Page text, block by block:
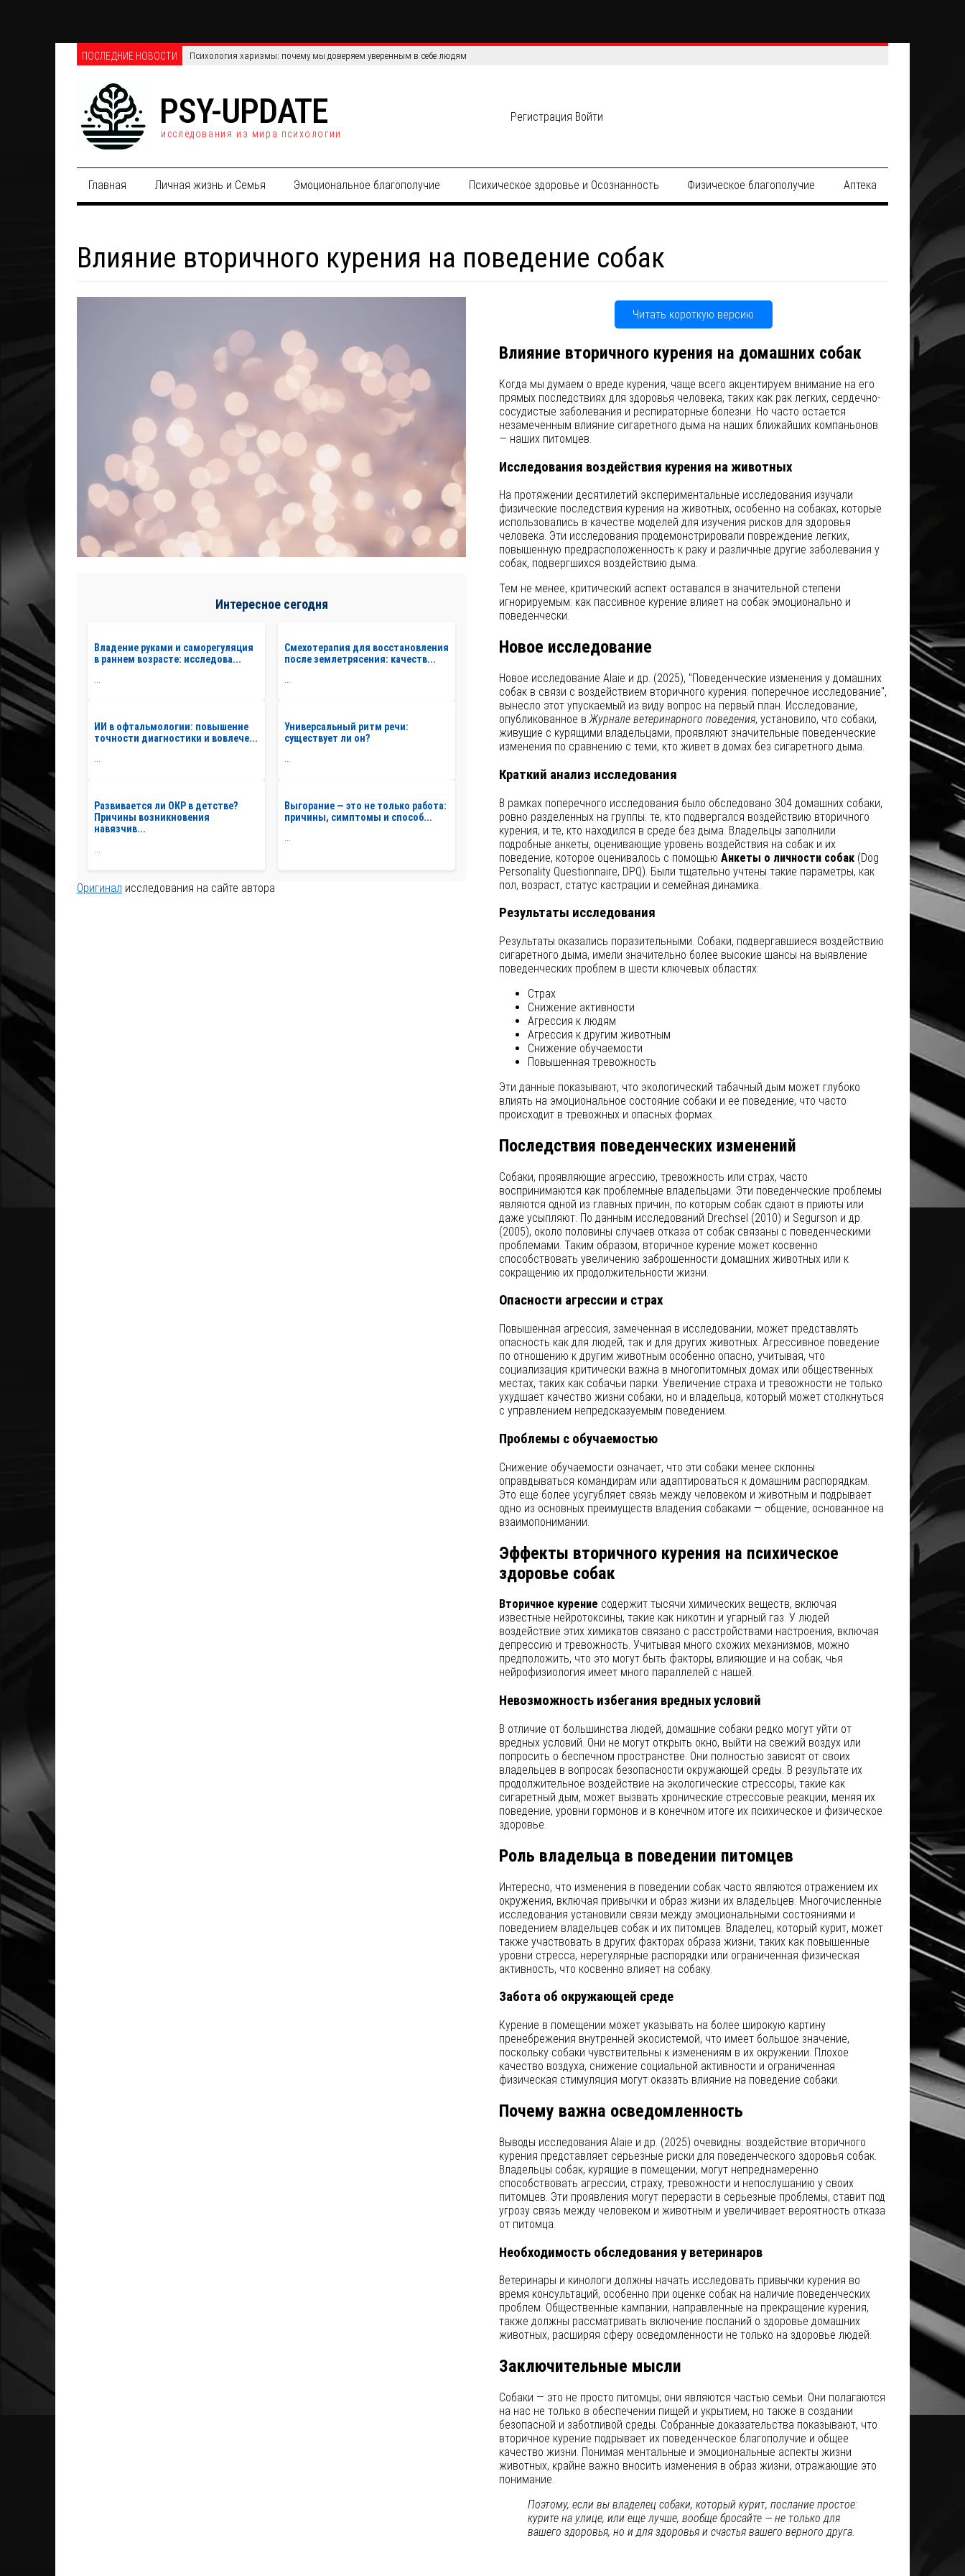
ПОСЛЕДНИЕ НОВОСТИ Телефонные против онлайн-опросов: сравнение эффективности и точности данных
PSY-UPDATE
исследования из мира психологии
Регистрация Войти
Главная Личная жизнь и Семья Эмоциональное благополучие Психическое здоровье и Осознанность Физическое благополучие Аптека
Влияние вторичного курения на поведение собак
Интересное сегодня
Владение руками и саморегуляция
в раннем возрасте: исследова...
...
Смехотерапия для восстановления
после землетрясения: качеств...
...
ИИ в офтальмологии: повышение
точности диагностики и вовлече...
Универсальный ритм речи:
существует ли он?
Развивается ли ОКР в детстве?
Причины возникновения
навязчив...
Выгорание — это не только работа:
причины, симптомы и способ...
Оригинал исследования на сайте автора
Читать короткую версию
Влияние вторичного курения на домашних собак
Когда мы думаем о вреде курения, чаще всего акцентируем внимание на его
прямых последствиях для здоровья человека, таких как рак легких, сердечно-
сосудистые заболевания и респираторные болезни. Но часто остается
незамеченным влияние сигаретного дыма на наших ближайших компаньонов
— наших питомцев.
Исследования воздействия курения на животных
На протяжении десятилетий экспериментальные исследования изучали
физические последствия курения на животных, особенно на собаках, которые
использовались в качестве моделей для изучения рисков для здоровья
человека. Эти исследования продемонстрировали повреждение легких,
повышенную предрасположенность к раку и различные другие заболевания у
собак, подвергшихся воздействию дыма.
Тем не менее, критический аспект оставался в значительной степени
игнорируемым: как пассивное курение влияет на собак эмоционально и
поведенчески.
Новое исследование
Новое исследование Alaie и др. (2025), "Поведенческие изменения у домашних
собак в связи с воздействием вторичного курения: поперечное исследование",
вынесло этот упускаемый из виду вопрос на первый план. Исследование,
опубликованное вЖурнале ветеринарного поведения, установило, что собаки,
живущие с курящими владельцами, проявляют значительные поведенческие
изменения по сравнению с теми, кто живет в домах без сигаретного дыма.
Краткий анализ исследования
В рамках поперечного исследования было обследовано 304 домашних собаки,
ровно разделенных на группы: те, кто подвергался воздействию вторичного
курения, и те, кто находился в среде без дыма. Владельцы заполнили
подробные анкеты, оценивающие уровень воздействия на собак и их
поведение, которое оценивалось с помощью Анкеты о личности собак(Dog
Personality Questionnaire, DPQ). Были тщательно учтены такие параметры, как
пол, возраст, статус кастрации и семейная динамика.
Результаты исследования
Результаты оказались поразительными. Собаки, подвергавшиеся воздействию
сигаретного дыма, имели значительно более высокие шансы на выявление
поведенческих проблем в шести ключевых областях:
Страх
Снижение активности
Агрессия к людям
Агрессия к другим животным
Снижение обучаемости
Повышенная тревожность
Эти данные показывают, что экологический табачный дым может глубоко
влиять на эмоциональное состояние собаки и ее поведение, что часто
происходит в тревожных и опасных формах.
Последствия поведенческих изменений
Собаки, проявляющие агрессию, тревожность или страх, часто
воспринимаются как проблемные владельцами. Эти поведенческие проблемы
являются одной из главных причин, по которым собак сдают в приюты или
даже усыпляют. По данным исследований Drechsel (2010) и Segurson и др.
(2005), около половины случаев отказа от собак связаны с поведенческими
проблемами. Таким образом, вторичное курение может косвенно
способствовать увеличению заброшенности домашних животных или к
сокращению их продолжительности жизни.
Опасности агрессии и страх
Повышенная агрессия, замеченная в исследовании, может представлять
опасность как для людей, так и для других животных. Агрессивное поведение
по отношению к другим животным особенно опасно, учитывая, что
социализация критически важна в многопитомных домах или общественных
местах, таких как собачьи парки. Увеличение страха и тревожности не только
ухудшает качество жизни собаки, но и владельца, который может столкнуться
с управлением непредсказуемым поведением.
Проблемы с обучаемостью
Снижение обучаемости означает, что эти собаки менее склонны
оправдываться командирам или адаптироваться к домашним распорядкам.
Это еще более усугубляет связь между человеком и животным и подрывает
одно из основных преимуществ владения собаками — общение, основанное на
взаимопонимании.
Эффекты вторичного курения на психическое
здоровье собак
Вторичное курение содержит тысячи химических веществ, включая
известные нейротоксины, такие как никотин и угарный газ. У людей
воздействие этих химикатов связано с расстройствами настроения, включая
депрессию и тревожность. Учитывая много схожих механизмов, можно
предположить, что это могут быть факторы, влияющие и на собак, чья
нейрофизиология имеет много параллелей с нашей.
Невозможность избегания вредных условий
В отличие от большинства людей, домашние собаки редко могут уйти от
вредных условий. Они не могут открыть окно, выйти на свежий воздух или
попросить о беспечном пространстве. Они полностью зависят от своих
владельцев в вопросах безопасности окружающей среды. В результате их
продолжительное воздействие на экологические стрессоры, такие как
сигаретный дым, может вызвать хронические стрессовые реакции, меняя их
поведение, уровни гормонов и в конечном итоге их психическое и физическое
здоровье.
Роль владельца в поведении питомцев
Интересно, что изменения в поведении собак часто являются отражением их
окружения, включая привычки и образ жизни их владельцев. Многочисленные
исследования установили связи между эмоциональными состояниями и
поведением владельцев собак и их питомцев. Владелец, который курит, может
также участвовать в других факторах образа жизни, таких как повышенные
уровни стресса, нерегулярные распорядки или ограниченная физическая
активность, что косвенно влияет на собаку.
Забота об окружающей среде
Курение в помещении может указывать на более широкую картину
пренебрежения внутренней экосистемой, что имеет большое значение,
поскольку собаки чувствительны к изменениям в их окружении. Плохое
качество воздуха, снижение социальной активности и ограниченная
физическая стимуляция могут оказать влияние на поведение собаки.
Почему важна осведомленность
Выводы исследования Alaie и др. (2025) очевидны: воздействие вторичного
курения представляет серьезные риски для поведенческого здоровья собак.
Владельцы собак, курящие в помещении, могут непреднамеренно
способствовать агрессии, страху, тревожности и непослушанию у своих
питомцев. Эти проявления могут перерасти в серьезные проблемы, ставит под
угрозу связь между человеком и животным и увеличивает вероятность отказа
от питомца.
Необходимость обследования у ветеринаров
Ветеринары и кинологи должны начать исследовать привычки курения во
время консультаций, особенно при оценке собак на наличие поведенческих
проблем. Общественные кампании, направленные на прекращение курения,
также должны рассматривать включение посланий о здоровье домашних
животных, расширяя сферу осведомленности не только на здоровье людей.
Заключительные мысли
Собаки — это не просто питомцы; они являются частью семьи. Они полагаются
на нас не только в обеспечении пищей и укрытием, но также в создании
безопасной и заботливой среды. Собранные доказательства показывают, что
вторичное курение подрывает их поведенческое благополучие и общее
качество жизни. Понимая ментальные и эмоциональные аспекты жизни
животных, крайне важно вносить изменения в образ жизни, отражающие это
понимание.
Поэтому, если вы владелец собаки, который курит, послание простое:
курите на улице, или еще лучше, вообще бросайте — не только для
вашего здоровья, но и для здоровья и счастья вашего верного друга.